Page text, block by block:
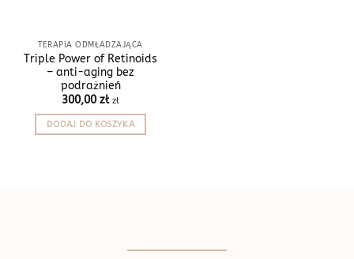
TERAPIA ODMŁADZAJĄCA
Triple Power of Retinoids
– anti-aging bez
podrażnień
300,00zł zł
DODAJ DO KOSZYKA